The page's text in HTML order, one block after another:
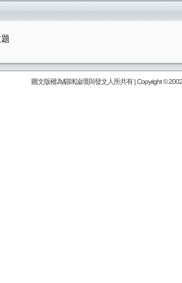
圖文版權為貓咪論壇與發文人所共有 | Copyright ©